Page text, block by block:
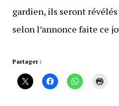
gardien, ils seront
selon l’annonce faite ce
Partager :